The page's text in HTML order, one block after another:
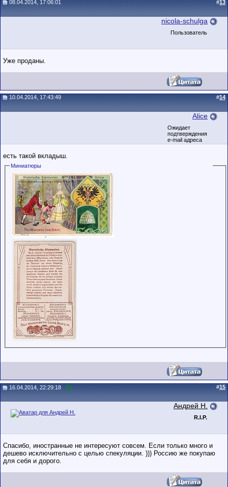
08.04.2014, 17:06:01 #13
nicola-schulga
Пользователь
Уже проданы.
10.04.2014, 17:43:49 #14
Alice
Ожидает
подтверждения
e-mail адреса
есть такой вкладыш.
Миниатюры
16.04.2014, 22:29:18 #15
Андрей Н.
R.I.P.
Спасибо, иностранные не интересуют совсем. Если только много и
дешево исключительно с целью спекуляции. ))) Россию же покупаю
для себя и дорого.